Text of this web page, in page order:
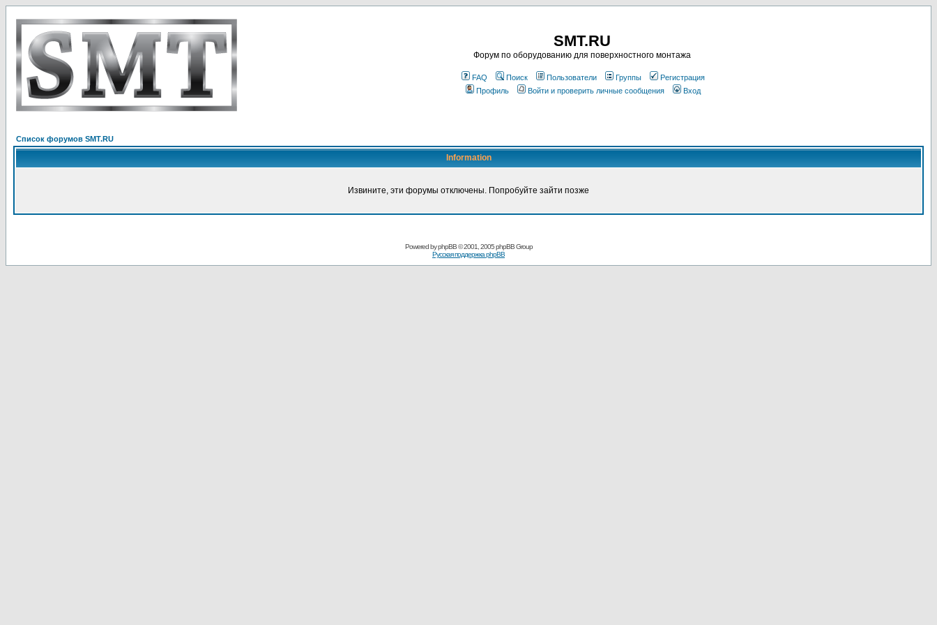
SMT.RU
Форум по оборудованию для поверхностного монтажа
FAQ Поиск Пользователи Группы
Регистрация
Профиль
Войти и проверить личные сообщения Вход
Список форумов SMT.RU
Information
Извините, эти форумы отключены. Попробуйте зайти позже
Powered byphpBB© 2001, 2005 phpBB Group
Русская поддержка phpBB